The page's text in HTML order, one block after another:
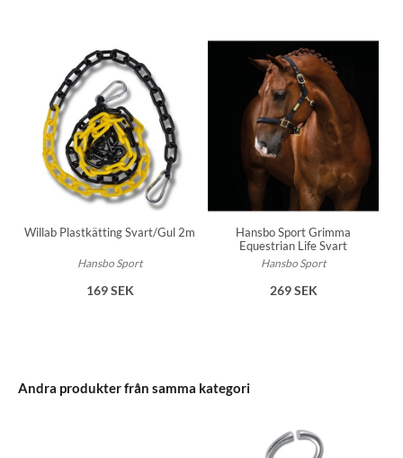
Willab Plastkätting Svart/Gul 2m
Hansbo Sport
169 SEK
Hansbo Sport Grimma
Equestrian Life Svart
Hansbo Sport
269 SEK
Andra produkter från samma kategori